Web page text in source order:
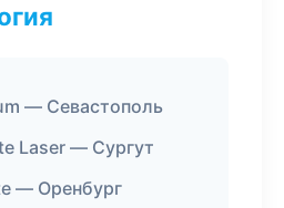
— Севастополь
Laser — Сургут
— Оренбург